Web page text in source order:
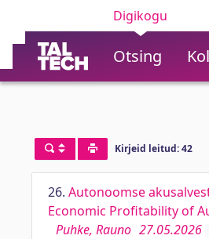
Digikogu
Otsing
Kirjeid leitud: 42
26. Autonoomse
Economic Profitability of
Puhke, Rauno 27.05.2026